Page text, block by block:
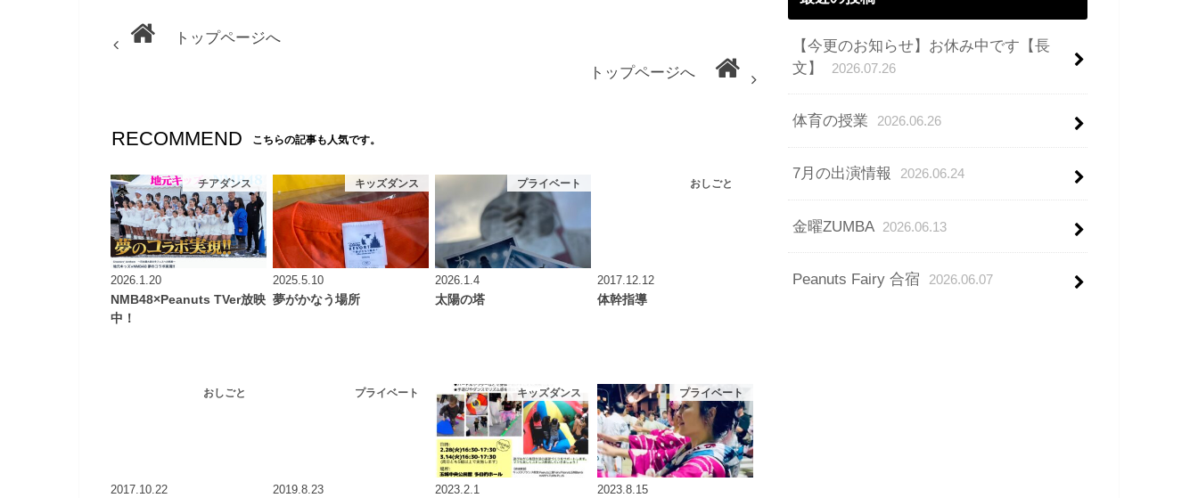
トップページへ
トップページへ
RECOMMEND こちらの記事も人気です。
チアダンス
2026.1.20
NMB48×Peanuts TVer放映
中！
キッズダンス
2025.5.10
夢がかなう場所
プライベート
2026.1.4
太陽の塔
おしごと
2017.12.12
体幹指導
おしごと
2017.10.22
プライベート
2019.8.23
キッズダンス
2023.2.1
プライベート
2023.8.15
【今更のお知らせ】お休み中です【長
文】
2026.07.26
体育の授業 2026.06.26
7月の出演情報 2026.06.24
金曜ZUMBA 2026.06.13
Peanuts Fairy 合宿 2026.06.07